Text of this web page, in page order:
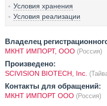
Условия хранения
Условия реализации
Владелец
МКНТ ИМПОРТ, ООО (Россия)
Произведено:
SCIVISION BIOTECH, Inc.
Контакты для обращений:
МКНТ ИМПОРТ ООО (Россия)